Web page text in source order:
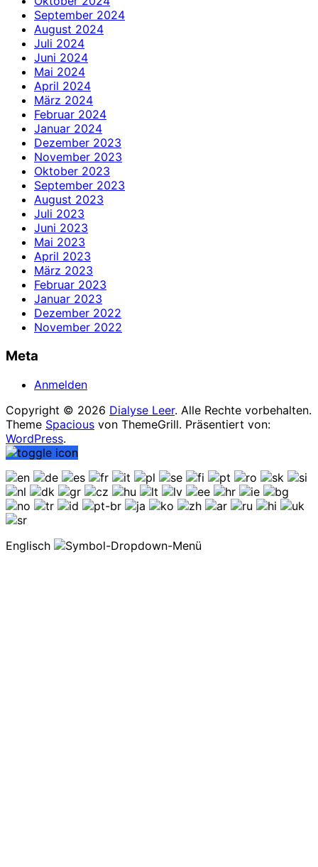
September 2024
August 2024
Juli 2024
Juni 2024
Mai 2024
April 2024
März 2024
Februar 2024
Januar 2024
Dezember 2023
November 2023
Oktober 2023
September 2023
August 2023
Juli 2023
Juni 2023
Mai 2023
April 2023
März 2023
Februar 2023
Januar 2023
Dezember 2022
November 2022
Meta
Anmelden
Copyright © 2026 Dialyse Leer. Alle Rechte vorbehalten.
Theme Spacious von ThemeGrill. Präsentiert von:
WordPress.
Englisch